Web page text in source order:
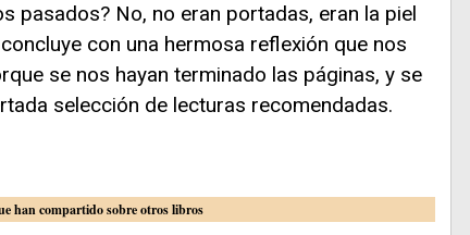
pasados? No, no eran portadas, eran la piel
con una hermosa reflexión que nos
se nos hayan terminado las páginas, y se
selección de lecturas recomendadas.
han compartido sobre otros libros